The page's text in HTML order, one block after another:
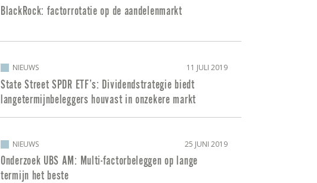
BlackRock: factorrotatie op de aandelenmarkt
NIEUWS 11 JULI 2019
State Street SPDR ETF’s: Dividendstrategie biedt
langetermijnbeleggers houvast in onzekere markt
NIEUWS 25 JUNI 2019
Onderzoek UBS AM: Multi-factorbeleggen op lange
termijn het beste